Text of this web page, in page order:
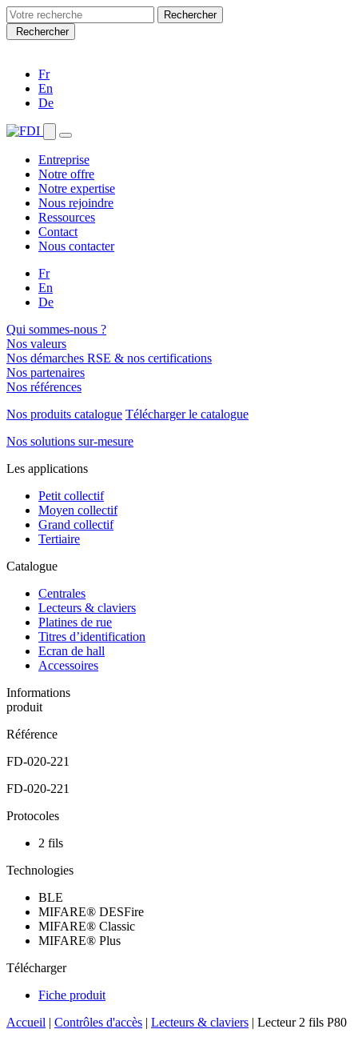
Search
for:Rechercher
Fr
En
De
Entreprise
Notre offre
Notre expertise
Nous rejoindre
Ressources
Contact
Nous contacter
Fr
En
De
Qui sommes-nous ?
Nos valeurs
Nos démarches RSE & nos certifications
Nos partenaires
Nos références
Nos produits catalogue Télécharger le catalogue
Nos solutions sur-mesure
Les applications
Petit collectif
Moyen collectif
Grand collectif
Tertiaire
Catalogue
Centrales
Lecteurs & claviers
Platines de rue
Titres d’identification
Ecran de hall
Accessoires
Informations
produit
Référence
FD-020-221
FD-020-221
Protocoles
2 fils
Technologies
BLE
MIFARE® DESFire
MIFARE® Classic
MIFARE® Plus
Télécharger
Fiche produit
Accueil | Contrôles d'accès | Lecteurs & claviers | Lecteur 2 fils P80